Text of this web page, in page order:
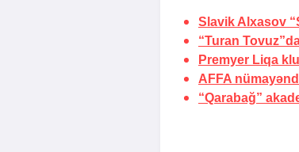
Slavik Alxasov
“Turan
Premyer Liqa
AFFA
“Qarabağ”